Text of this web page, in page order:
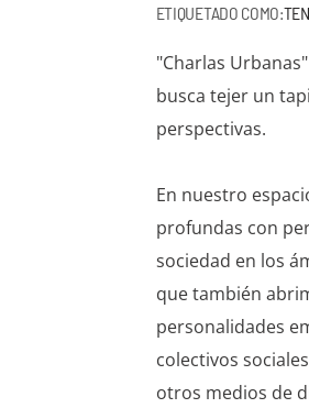
ETIQUETADO COMO:
"Charlas
busca tejer un
perspectivas.
En nuestro
profundas con
sociedad en los
que también
personalidades
colectivos
otros medios de